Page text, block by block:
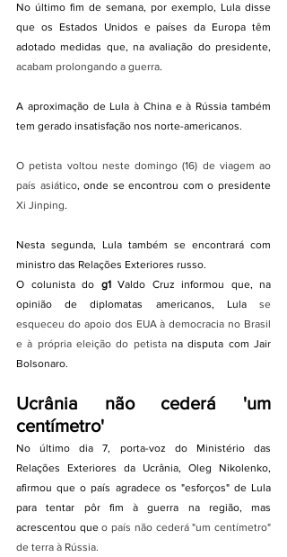
No último fim de semana, por exemplo, Lula disse
que os Estados Unidos e países da Europa têm
adotado medidas que, na avaliação do presidente,
acabam prolongando a guerra.
A aproximação de Lula à China e à Rússia também
tem gerado insatisfação nos norte-americanos.
O petista voltou neste domingo (16) de viagem ao
país asiático
Xi Jinping.
Nesta segunda, Lula também se encontrará com
ministro das Relações Exteriores russo.
O colunista do g1 Valdo Cruz informou que, na
opinião de diplomatas americanos, Lula se
esqueceu do apoio dos EUA à democracia no Brasil
e à própria eleição do petista na disputa com Jair
Bolsonaro.
Ucrânia não cederá 'um
centímetro'
No último dia 7, porta-voz do Ministério das
Relações Exteriores da Ucrânia, Oleg Nikolenko,
afirmou que o país agradece os "esforços" de Lula
para tentar pôr fim à guerra na região, mas
acrescentou que o país não cederá "um centímetro"
de terra à Rússia.